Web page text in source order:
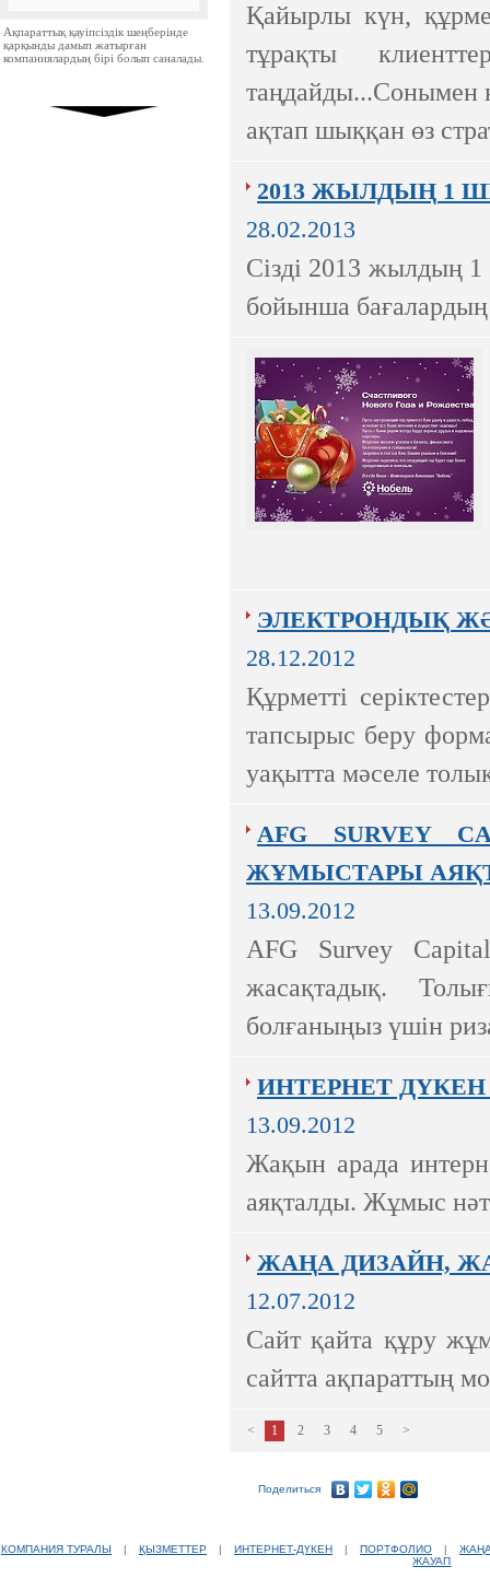
Ақпараттық қауіпсіздік шеңберінде
қарқынды дамып жатырған
компаниялардың бірі болып саналады.
Қайырлы күн,
тұрақты
таңдайды...Сонымен
ақтап шыққан өз
2013 ЖЫЛДЫҢ 1
28.02.2013
Сізді 2013 жылдың
бойынша бағалардың
ЭЛЕКТРОНДЫҚ
28.12.2012
Құрметті
тапсырыс беру
уақытта мәселе
AFG SURVEY
ЖҰМЫСТАРЫ
13.09.2012
AFG Survey
жасақтадық.
болғаныңыз үшін
ИНТЕРНЕТ
13.09.2012
Жақын арада
аяқталды. Жұмыс
ЖАҢА ДИЗАЙН,
12.07.2012
Сайт қайта құру
сайтта ақпараттың
< 1 2 3 4 5 >
Поделиться
КОМПАНИЯ ТУРАЛЫ | ҚЫЗМЕТТЕР | ИНТЕРНЕТ-ДҮКЕН | ПОРТФОЛИО |
ЖАУАП